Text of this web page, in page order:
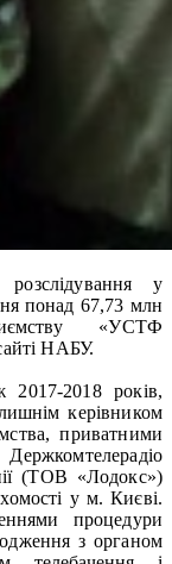
у
понад 67,73 млн
«УСТФ
НАБУ.
2017-2018 років,
керівником
приватними
(ТОВ «Лодокс»)
у м. Києві.
процедури
з органом